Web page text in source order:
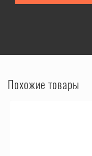
Похожие товары